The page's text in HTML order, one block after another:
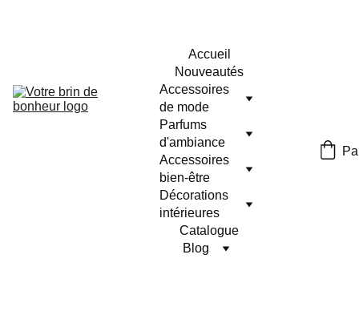
Accueil
Nouveautés
Accessoires
de mode
Parfums
d'ambiance
Accessoires
bien-être
Décorations
intérieures
Catalogue
Blog